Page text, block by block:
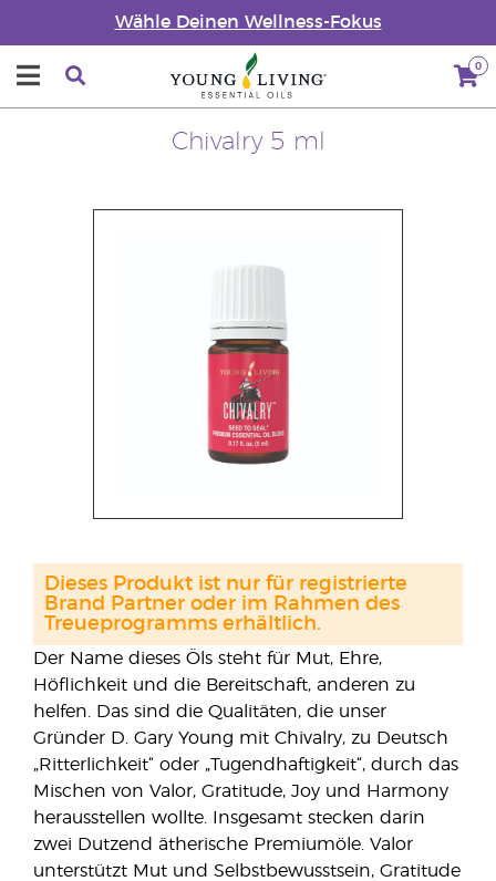
Wähle Deinen Wellness-Fokus
0
Chivalry 5 ml
Der Name dieses Öls steht für Mut, Ehre,
Höflichkeit und die Bereitschaft, anderen zu
helfen. Das sind die Qualitäten, die unser
Gründer D. Gary Young mit Chivalry, zu Deutsch
„Ritterlichkeit“ oder „Tugendhaftigkeit“, durch das
Mischen von Valor, Gratitude, Joy und Harmony
herausstellen wollte. Insgesamt stecken darin
zwei Dutzend ätherische Premiumöle. Valor
unterstützt Mut und Selbstbewusstsein, Gratitude
Dieses Produkt ist nur für registrierte
Brand Partner oder im Rahmen des
Treueprogramms erhältlich.